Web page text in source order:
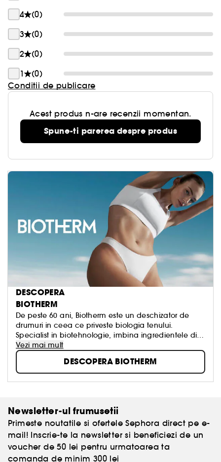
4
(0)
3
(0)
2
(0)
1
(0)
Conditii de publicare
Acest produs n-are recenzii momentan.
Spune-ti parerea despre produs
DESCOPERA
BIOTHERM
De peste 60 ani, Biotherm este un deschizator de
drumuri in ceea ce priveste biologia tenului.
Specialist in biotehnologie, imbina ingredientele din
apa cu texturi care rasfata simturile, lasand pielea
vizibil mai sanatoasa, mai puternica si mai
frumoasa, zi dupa zi. Intinereste pielea din interior
spre exterior, cu ajutorul apei!
Vezi mai mult
DESCOPERA BIOTHERM
Newsletter-ul frumusetii
Primeste noutatile si ofertele Sephora direct pe e-
mail! Inscrie-te la newsletter si beneficiezi de un
voucher de 50 lei pentru urmatoarea ta
comanda de minim 300 lei